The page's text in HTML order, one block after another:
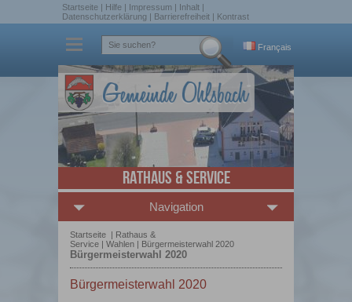
Startseite | Hilfe | Impressum | Inhalt |
Datenschutzerklärung | Barrierefreiheit | Kontrast
Français
Rathaus & Service
Navigation
Startseite | Rathaus &
Service | Wahlen | Bürgermeisterwahl 2020
Bürgermeisterwahl 2020
Bürgermeisterwahl 2020